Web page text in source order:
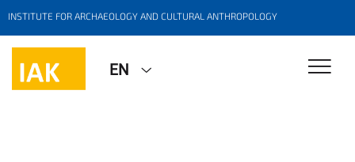
INSTITUTE FOR ARCHAEOLOGY AND CULTURAL ANTHROPOLOGY
EN